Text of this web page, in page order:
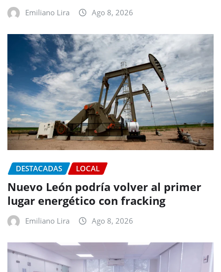
Emiliano Lira Ago 8, 2026
DESTACADAS LOCAL
Nuevo León podría volver al primer
lugar energético con fracking
Emiliano Lira Ago 8, 2026